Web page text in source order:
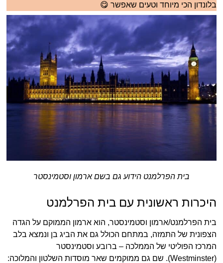
בלונדון הכי מיוחד וטעים שאפשר 😋
בית הפרלמנט הידוע גם בשם ארמון וסטמינסטר
היכרות ראשונית עם בית הפרלמנט
בית הפרלמנט/ארמון וסטמינסטר, הוא ארמון הממוקם על הגדה
הצפונית של התמזה, במתחם הכולל גם את הביג בן ונמצא בלב
המרכז הפוליטי של הממלכה – ברובע וסטמינסטר
(Westminster). שם גם ממוקמים שאר מוסדות השלטון והמלוכה: